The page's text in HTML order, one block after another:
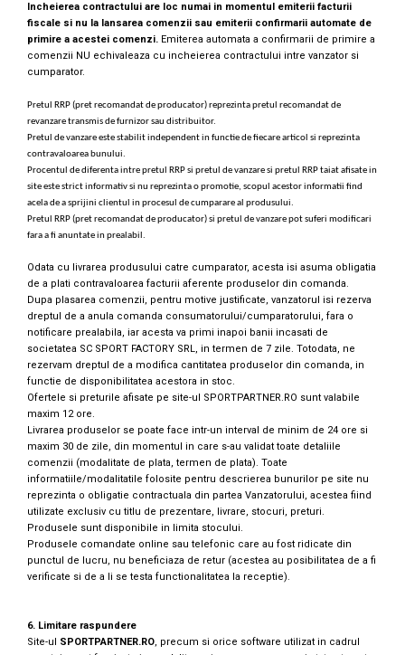
Incheierea contractului are loc numai in momentul emiterii facturii
fiscale si nu la lansarea comenzii sau emiterii confirmarii automate de
primire a acestei comenzi. Emiterea automata a confirmarii de primire a
comenzii NU echivaleaza cu incheierea contractului intre vanzator si
cumparator.
Pretul RRP (pret recomandat de producator) reprezinta pretul recomandat de
revanzare transmis de furnizor sau distribuitor.
Pretul de vanzare este stabilit independent in functie de fiecare articol si reprezinta
contravaloarea bunului.
Procentul de diferenta intre pretul RRP si pretul de vanzare si pretul RRP taiat afisate in
site este strict informativ si nu reprezinta o promotie, scopul acestor informatii find
acela de a sprijini clientul in procesul de cumparare al produsului.
Pretul RRP (pret recomandat de producator) si pretul de vanzare pot suferi modificari
fara a fi anuntate in prealabil.
Odata cu livrarea produsului catre cumparator, acesta isi asuma obligatia
de a plati contravaloarea facturii aferente produselor din comanda.
Dupa plasarea comenzii, pentru motive justificate, vanzatorul isi rezerva
dreptul de a anula comanda consumatorului/cumparatorului, fara o
notificare prealabila, iar acesta va primi inapoi banii incasati de
societatea SC SPORT FACTORY SRL, in termen de 7 zile. Totodata, ne
rezervam dreptul de a modifica cantitatea produselor din comanda, in
functie de disponibilitatea acestora in stoc.
Ofertele si preturile afisate pe site-ul SPORTPARTNER.RO sunt valabile
maxim 12 ore.
Livrarea produselor se poate face intr-un interval de minim de 24 ore si
maxim 30 de zile, din momentul in care s-au validat toate detaliile
comenzii (modalitate de plata, termen de plata). Toate
informatiile/modalitatile folosite pentru descrierea bunurilor pe site nu
reprezinta o obligatie contractuala din partea Vanzatorului, acestea fiind
utilizate exclusiv cu titlu de prezentare, livrare, stocuri, preturi.
Produsele sunt disponibile in limita stocului.
Produsele comandate online sau telefonic care au fost ridicate din
punctul de lucru, nu beneficiaza de retur (acestea au posibilitatea de a fi
verificate si de a li se testa functionalitatea la receptie).
6. Limitare raspundere
Site-ul SPORTPARTNER.RO, precum si orice software utilizat in cadrul